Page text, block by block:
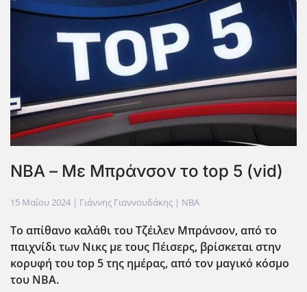
ΝΒΑ – Με Μπράνσον το top 5 (vid)
15 Μαΐου 2024 | Γιάννης Γιαννουδάκης | NBA
Το απίθανο καλάθι του Τζέιλεν Μπράνσον, από το
παιχνίδι των Νικς με τους Πέισερς, βρίσκεται στην
κορυφή του top 5 της ημέρας, από τον μαγικό κόσμο
του ΝΒΑ.